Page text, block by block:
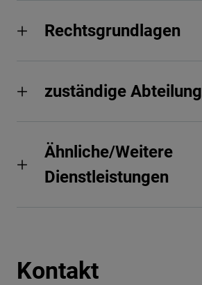
Rechtsgrundlagen
zuständige
Ähnliche/Weitere
Dienstleistungen
Kontakt